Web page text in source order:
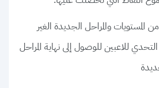
والمراحل الجديدة الغير
للاعبين للوصول إلى نهاية المراحل